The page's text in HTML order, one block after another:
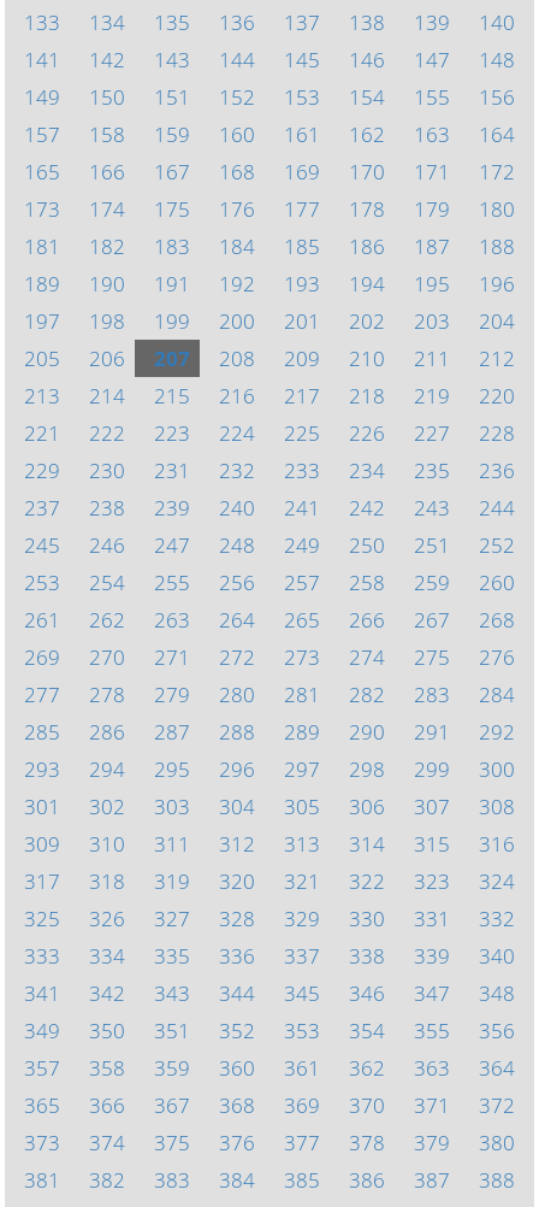
133
134 135 136 137 138 139
140
141
142 143 144 145 146 147
148
149
150 151 152 153 154 155
156
157
158 159 160 161 162 163
164
165
166 167 168 169 170 171
172
173
174 175 176 177 178 179
180
181
182 183 184 185 186 187
188
189
190 191 192 193 194 195
196
197
198 199 200 201 202 203
204
205
206 207 208 209 210 211
212
213
214 215 216 217 218 219
220
221
222 223 224 225 226 227
228
229
230 231 232 233 234 235
236
237
238 239 240 241 242 243
244
245
246 247 248 249 250 251
252
253
254 255 256 257 258 259
260
261
262 263 264 265 266 267
268
269
270 271 272 273 274 275
276
277
278 279 280 281 282 283
284
285
286 287 288 289 290 291
292
293
294 295 296 297 298 299
300
301
302 303 304 305 306 307
308
309
310 311 312 313 314 315
316
317
318 319 320 321 322 323
324
325
326 327 328 329 330 331
332
333
334 335 336 337 338 339
340
341
342 343 344 345 346 347
348
349
350 351 352 353 354 355
356
357
358 359 360 361 362 363
364
365
366 367 368 369 370 371
372
373
374 375 376 377 378 379
380
381
382 383 384 385 386 387
388